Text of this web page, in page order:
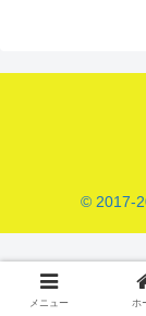
© 2017-
メニュー ホ